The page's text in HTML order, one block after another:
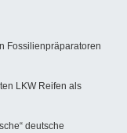
Fossilienpräparatoren
LKW Reifen als
deutsche